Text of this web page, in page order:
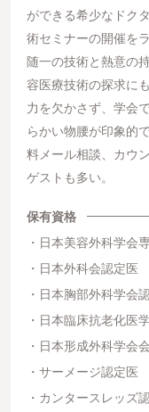
ができる希少なドク
術セミナーの開催を
随一の技術と熱意の
容医療技術の探求に
力を欠かさず、学会
らかい物腰が印象的
料メール相談、カウ
ゲストも多い。
保有資格
日本美容外科学会
日本外科会認定医
日本胸部外科学会
日本臨床抗老化医
日本形成外科学会
サーメージ認定医
カンタースレッズ